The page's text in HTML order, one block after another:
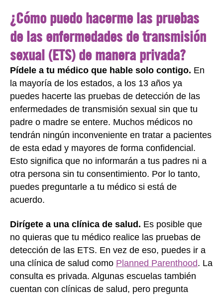
¿Cómo puedo hacerme las pruebas
de las enfermedades de transmisión
sexual (ETS) de manera privada?
Pídele a tu médico que hable solo contigo. En
la mayoría de los estados, a los 13 años ya
puedes hacerte las pruebas de detección de las
enfermedades de transmisión sexual sin que tu
padre o madre se entere. Muchos médicos no
tendrán ningún inconveniente en tratar a pacientes
de esta edad y mayores de forma confidencial.
Esto significa que no informarán a tus padres ni a
otra persona sin tu consentimiento. Por lo tanto,
puedes preguntarle a tu médico si está de
acuerdo.
Dirígete a una clínica de salud. Es posible que
no quieras que tu médico realice las pruebas de
detección de las ETS. En vez de eso, puedes ir a
una clínica de salud como Planned Parenthood. La
consulta es privada. Algunas escuelas también
cuentan con clínicas de salud, pero pregunta